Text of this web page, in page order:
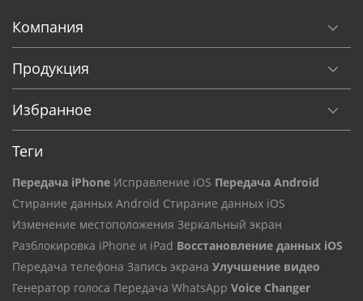
Компания
Продукция
Избранное
Теги
Передача iPhone Исправление iOS Передача Android
Стирание данных Android Стирание данных iOS
Изменение местоположения Зеркальный экран
Разблокировка iPhone и iPad Восстановление данных iOS
Передача телефона Запись экрана Улучшение видео
Генератор голоса Передача WhatsApp Voice Changer